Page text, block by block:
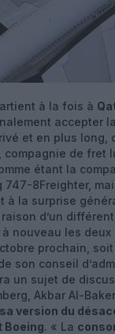
à la fois à
accepter
et en plus long,
compagnie de fret
étant la
747-8Freighter,
à la surprise
d’un
nouveau les deux
prochain,
son conseil
un sujet de
Akbar Al-
sa version du
Boeing. « La